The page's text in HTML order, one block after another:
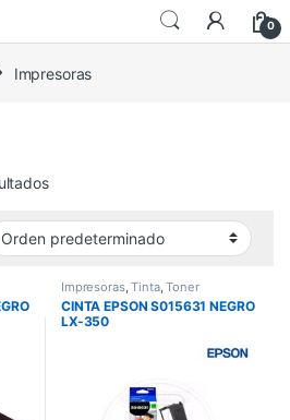
0
Impresoras
Impresoras,Tinta,Toner
CINTA EPSON S015631 NEGRO
LX-350